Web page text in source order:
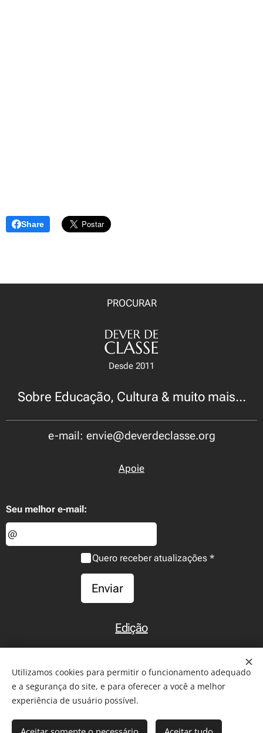
Share
PROCURAR
Desde 2011
Sobre Educação, Cultura & muito mais...
e-mail: envie@deverdeclasse.org
Apoie
Seu melhor e-mail:
Quero receber atualizações
Enviar
Edição
2011-2026 - Todos os direitos reservados. Reprodução de
Utilizamos cookies para permitir o funcionamento adequado
e a segurança do site, e para oferecer a você a melhor
experiência de usuário possível.